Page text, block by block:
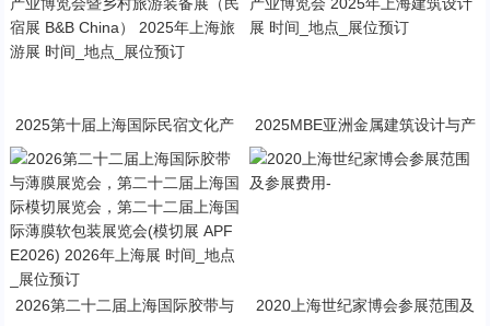
位预订
2025第十届上海国际民宿文化产
业博览会暨乡村旅游装备展（民宿
展 B&B China） 2025年上海旅游
展 时间_地点_展位预订
2025MBE亚洲金属建筑设计与产
业博览会 2025年上海建筑设计展
时间_地点_展位预订
2026第二十二届上海国际胶带与
2020上海世纪家博会参展范围及